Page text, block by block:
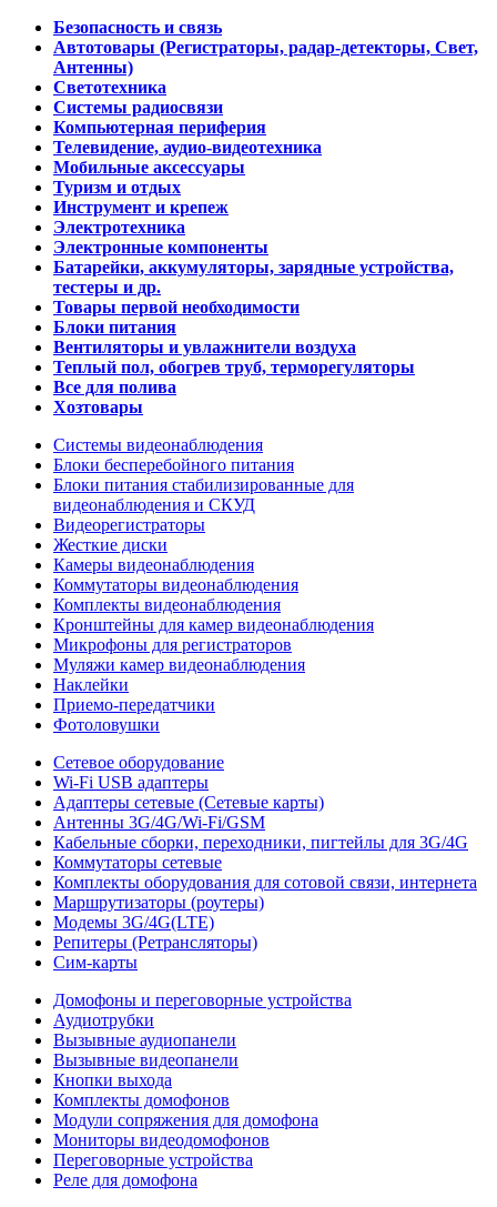
Безопасность и связь
Автотовары (Регистраторы, радар-детекторы, Свет,
Антенны)
Светотехника
Системы радиосвязи
Компьютерная периферия
Телевидение, аудио-видеотехника
Мобильные аксессуары
Туризм и отдых
Инструмент и крепеж
Электротехника
Электронные компоненты
Батарейки, аккумуляторы, зарядные устройства,
тестеры и др.
Товары первой необходимости
Блоки питания
Вентиляторы и увлажнители воздуха
Теплый пол, обогрев труб, терморегуляторы
Все для полива
Хозтовары
Системы видеонаблюдения
Блоки бесперебойного питания
Блоки питания стабилизированные для
видеонаблюдения и СКУД
Видеорегистраторы
Жесткие диски
Камеры видеонаблюдения
Коммутаторы видеонаблюдения
Комплекты видеонаблюдения
Кронштейны для камер видеонаблюдения
Микрофоны для регистраторов
Муляжи камер видеонаблюдения
Наклейки
Приемо-передатчики
Фотоловушки
Сетевое оборудование
Wi-Fi USB адаптеры
Адаптеры сетевые (Сетевые карты)
Антенны 3G/4G/Wi-Fi/GSM
Кабельные сборки, переходники, пигтейлы для 3G/4G
Коммутаторы сетевые
Комплекты оборудования для сотовой связи, интернета
Маршрутизаторы (роутеры)
Модемы 3G/4G(LTE)
Репитеры (Ретрансляторы)
Сим-карты
Домофоны и переговорные устройства
Аудиотрубки
Вызывные аудиопанели
Вызывные видеопанели
Кнопки выхода
Комплекты домофонов
Модули сопряжения для домофона
Мониторы видеодомофонов
Переговорные устройства
Реле для домофона